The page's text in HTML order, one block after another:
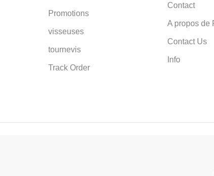
Promotions
visseuses
tournevis
Track Order
Contact
A propos de
Contact Us
Info